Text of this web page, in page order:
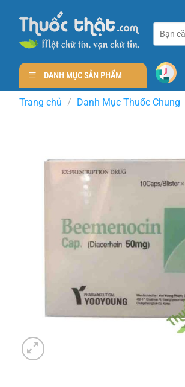
content
kiếm:
DANH MỤC SẢN PHẨM
Trang chủ / Danh Mục Thuốc Chung